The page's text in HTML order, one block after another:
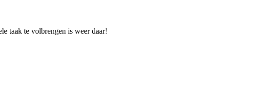
taak te volbrengen is weer daar!